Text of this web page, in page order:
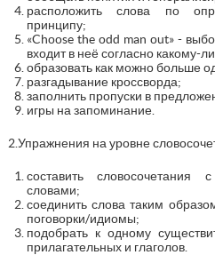
расположить слова по
принципу;
«Chооse the оdd man оut» -
входит в неё согласно какому-
образовать как можно больше
разгадывание кроссворда;
заполнить пропуски в
игры на запоминание.
2.Упражнения на уровне
составить словосочетания
словами;
соединить слова таким
поговорки/идиомы;
подобрать к одному
прилагательных и глаголов.